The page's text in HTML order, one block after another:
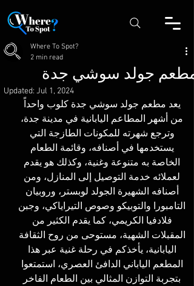
مطعم جولد سوشي جدة
Where To Spot?
2 min read
Updated: Jul 1, 2024
يعد مطعم جولد سوشي جدة كلوب واحداً
من أشهر المطاعم اليابانية في مدينة جدة،
وترجع شهرته للمكونات الطازجة التي
يستخدمها في أصنافه، وقائمة الطعام
الخاصة به متنوعة وغنية، وكذلك هو يقدم
لعملائه خدمة التوصيل إلى المنازل، ومن
أصنافه الشهيرة الجولد لوبستر، وروبيان
التامبورا والتوبيكو وصوص التيراياكي، وجبن
فلادفيا الكريمي، كما يقدم الكثير من
المقبلات الشهية، مستوحى من روح الثقافة
اليابانية، يأخذكم في رحلة غنية عبر هذا
المطعم الياباني الدافئ العصري، استمتعوا
بتجربة التوازن المثالي بين الطعام الفاخر